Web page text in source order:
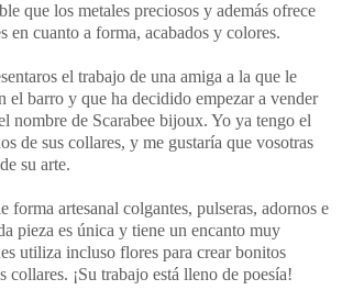
que los metales preciosos y además ofrece
en cuanto a forma, acabados y colores.
el trabajo de una amiga a la que le
el barro y que ha decidido empezar a vender
nombre de Scarabee bijoux. Yo ya tengo el
de sus collares, y me gustaría que vosotras
su arte.
forma artesanal colgantes, pulseras, adornos e
pieza es única y tiene un encanto muy
utiliza incluso flores para crear bonitos
collares. ¡Su trabajo está lleno de poesía!